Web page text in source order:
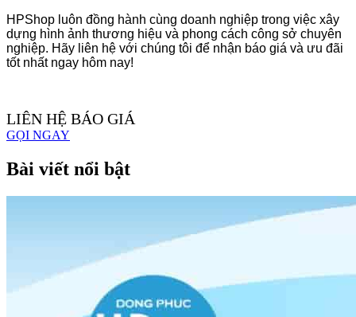
HPShop luôn đồng hành cùng doanh nghiệp trong việc xây
dựng hình ảnh thương hiệu và phong cách công sở chuyên
nghiệp. Hãy liên hệ với chúng tôi để nhận báo giá và ưu đãi
tốt nhất ngay hôm nay!
LIÊN HỆ BÁO GIÁ
GỌI NGAY
Bài viết nổi bật